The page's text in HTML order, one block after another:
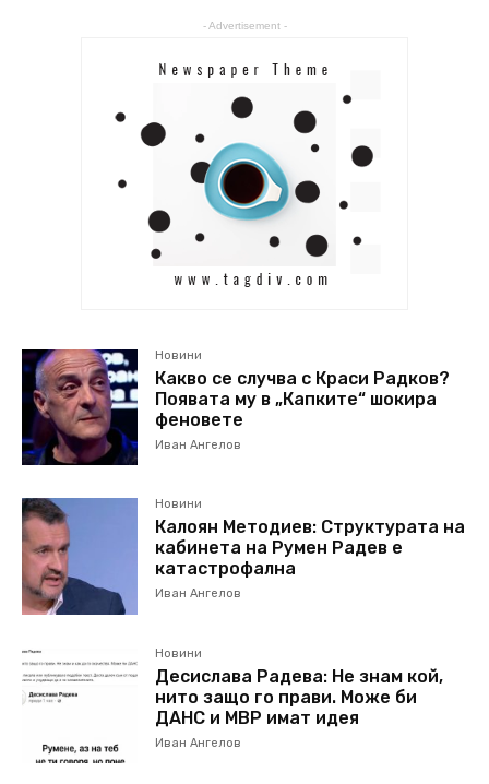
- Advertisement -
Новини
Какво се случва с Краси Радков?
Появата му в „Капките“ шокира
феновете
Иван Ангелов
Новини
Калоян Методиев: Структурата на
кабинета на Румен Радев е
катастрофална
Иван Ангелов
Новини
Десислава Радева: Не знам кой,
нито защо го прави. Може би
ДАНС и МВР имат идея
Иван Ангелов